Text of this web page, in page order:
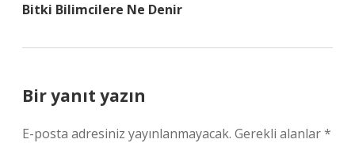
Bitki Bilimcilere Ne Denir
Bir yanıt yazın
E-posta adresiniz yayınlanmayacak. Gerekli alanlar*